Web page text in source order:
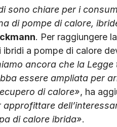
sono chiare per i
di pompe di calore,
. Per raggiungere
a pompe di calore
ancora che la Legge
essere ampliata per
di calore», ha
di calore ibrida».